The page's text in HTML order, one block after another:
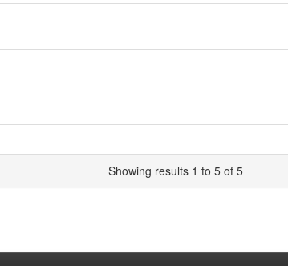
Showing results 1 to 5 of 5